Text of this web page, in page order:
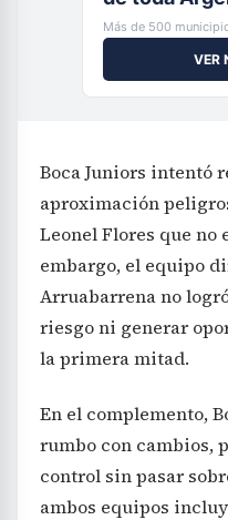
Más de 500
VER
Boca Juniors intentó
aproximación
Leonel Flores que no
embargo, el equipo
Arruabarrena no
riesgo ni generar
la primera mitad.
En el complemento,
rumbo con cambios,
control sin pasar
ambos equipos